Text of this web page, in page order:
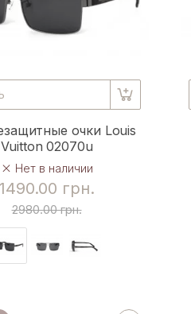
очки Louis
Vuitton 02070u
Нет в наличии
1490.00 грн.
2980.00 грн.